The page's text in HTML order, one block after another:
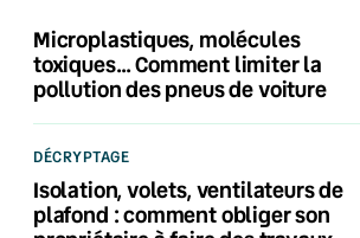
Microplastiques, molécules
toxiques… Comment limiter la
pollution des pneus de voiture
DÉCRYPTAGE
Isolation, volets, ventilateurs de
plafond : comment obliger son